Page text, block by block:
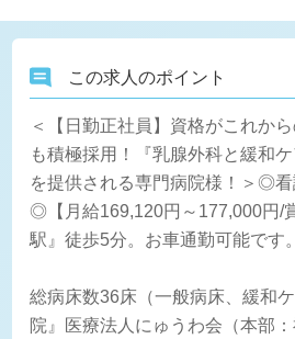
この求人のポイント
＜【日勤正社員】資格がこれか
も積極採用！『乳腺外科と緩和
を提供される専門病院様！＞◎
◎【月給169,120円～177,000円/
駅』徒歩5分。お車通勤可能です。
総病床数36床（一般病床、緩和
院』医療法人にゅうわ会（本部